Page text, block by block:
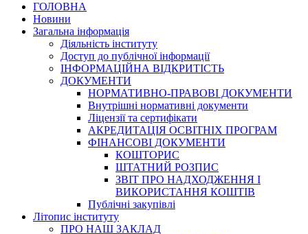
ГОЛОВНА
Новини
Загальна інформація
Діяльність інституту
Доступ до публічної інформації
ІНФОРМАЦІЙНА ВІДКРИТІСТЬ
ДОКУМЕНТИ
НОРМАТИВНО-ПРАВОВІ ДОКУМЕНТИ
Внутрішні нормативні документи
Ліцензії та сертифікати
АКРЕДИТАЦІЯ ОСВІТНІХ ПРОГРАМ
ФІНАНСОВІ ДОКУМЕНТИ
КОШТОРИС
ШТАТНИЙ РОЗПИС
ЗВІТ ПРО НАДХОДЖЕННЯ І
ВИКОРИСТАННЯ КОШТІВ
Публічні закупівлі
Літопис інституту
ПРО НАШ ЗАКЛАД